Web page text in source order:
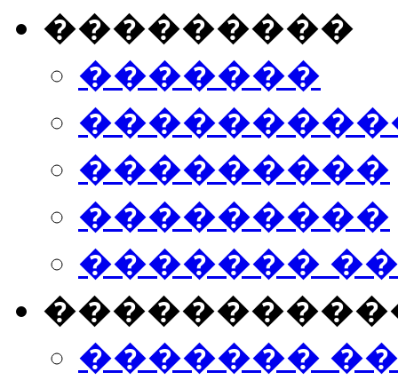
���������
�������
���������
���������
�������
�������